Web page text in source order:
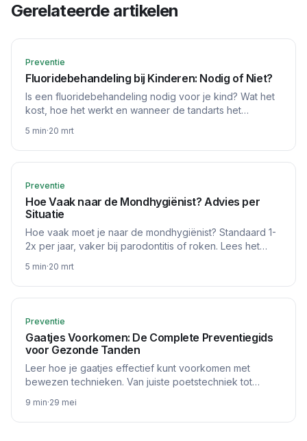
Gerelateerde artikelen
Preventie
Fluoridebehandeling bij Kinderen: Nodig of Niet?
Is een fluoridebehandeling nodig voor je kind? Wat het
kost, hoe het werkt en wanneer de tandarts het
5 min·20 mrt
Preventie
Hoe Vaak naar de Mondhygiënist? Advies per
Situatie
Hoe vaak moet je naar de mondhygiënist? Standaard 1-
2x per jaar, vaker bij parodontitis of roken. Lees het
5 min·20 mrt
Preventie
Gaatjes Voorkomen: De Complete Preventiegids
voor Gezonde Tanden
Leer hoe je gaatjes effectief kunt voorkomen met
bewezen technieken. Van juiste poetstechniek tot
9 min·29 mei